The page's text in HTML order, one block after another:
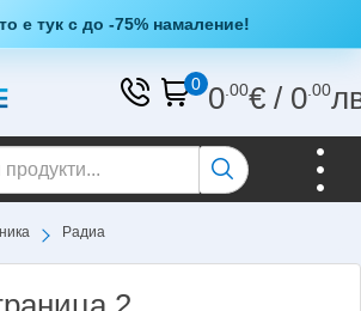
е тук с до -75% намаление!
0 0.00€/ 0.00
Радиа